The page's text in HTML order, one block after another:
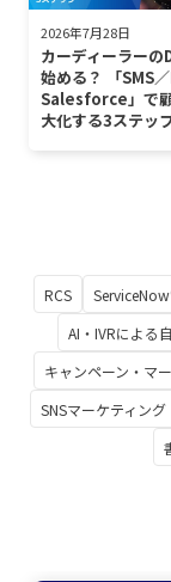
2026年7月28日
カーディーラーの
始める？ 「SMS
Salesforce」で
大化する3ステッ
RCS
AI・IVRによる
キャンペーン・マ
SNSマーケティング